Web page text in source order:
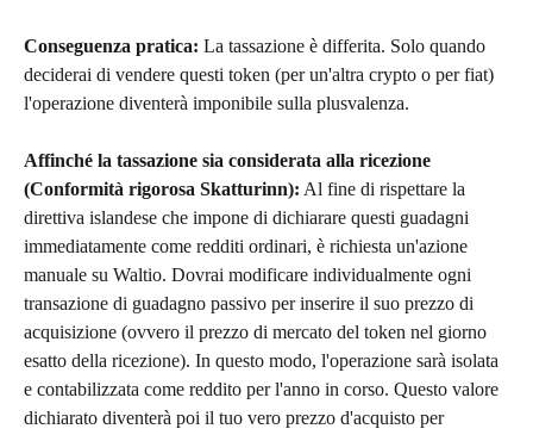
Conseguenza pratica: La tassazione è differita. Solo quando
deciderai di vendere questi token (per un'altra crypto o per fiat)
l'operazione diventerà imponibile sulla plusvalenza.
Affinché la tassazione sia considerata alla ricezione
(Conformità rigorosa Skatturinn): Al fine di rispettare la
direttiva islandese che impone di dichiarare questi guadagni
immediatamente come redditi ordinari, è richiesta un'azione
manuale su Waltio. Dovrai modificare individualmente ogni
transazione di guadagno passivo per inserire il suo prezzo di
acquisizione (ovvero il prezzo di mercato del token nel giorno
esatto della ricezione). In questo modo, l'operazione sarà isolata
e contabilizzata come reddito per l'anno in corso. Questo valore
dichiarato diventerà poi il tuo vero prezzo d'acquisto per